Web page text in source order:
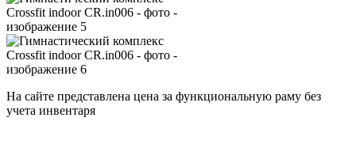
На сайте представлена цена за функциональную раму без
учета инвентаря